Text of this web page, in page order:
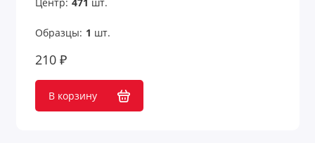
Центр: 471 шт.
Образцы: 1 шт.
210 ₽
В корзину